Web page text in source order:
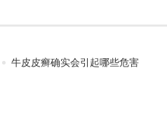
牛皮皮癣确实会引起哪些危害